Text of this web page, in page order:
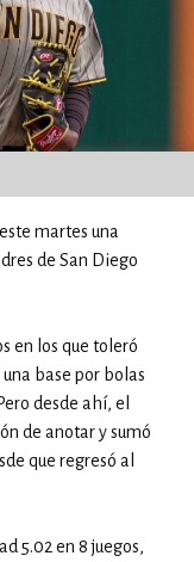
martes una
de San Diego
en los que toleró
base por bolas
desde ahí, el
de anotar y sumó
que regresó al
5.02 en 8 juegos,